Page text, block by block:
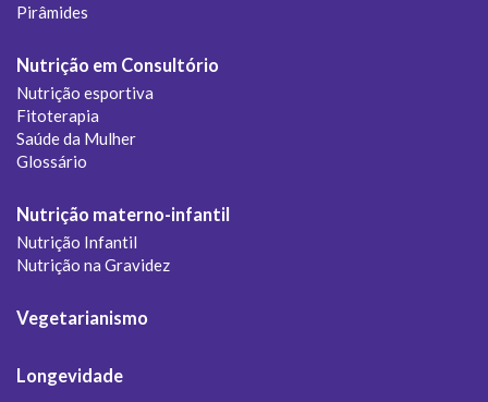
Pirâmides
Nutrição em Consultório
Nutrição esportiva
Fitoterapia
Saúde da Mulher
Glossário
Nutrição materno-infantil
Nutrição Infantil
Nutrição na Gravidez
Vegetarianismo
Longevidade